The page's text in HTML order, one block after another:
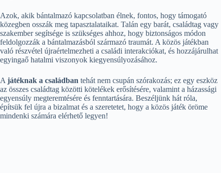
Azok, akik bántalmazó kapcsolatban élnek, fontos, hogy támogató
közegben osszák meg tapasztalataikat. Talán egy barát, családtag vagy
szakember segítsége is szükséges ahhoz, hogy biztonságos módon
feldolgozzák a bántalmazásból származó traumát. A közös játékban
való részvétel újraértelmezheti a családi interakciókat, és hozzájárulhat
egyingaő hatalmi viszonyok kiegyensúlyozásához.
Ajátéknak a családban tehát nem csupán szórakozás; ez egy eszköz
az összes családtag közötti kötelékek erősítésére, valamint a házassági
egyensúly megteremtésére és fenntartására. Beszéljünk hát róla,
építsük fel újra a bizalmat és a szeretetet, hogy a közös játék öröme
mindenki számára elérhető legyen!